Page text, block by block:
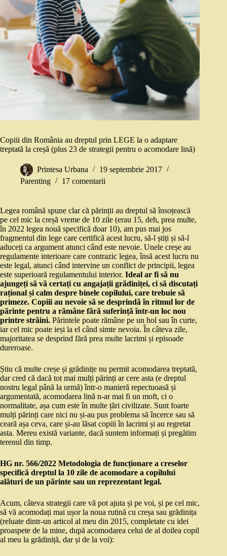
Copiii din România au dreptul prin LEGE la o adaptare
treptată la creșă (plus 23 de strategii pentru o acomodare lină)
Printesa Urbana
19 septembrie 2017
Parenting
17 comentarii
Legea română spune clar că părinții au dreptul să însoțească
pe cel mic la creșă vreme de 10 zile (erau 15, deh, prea multe,
în 2022 legea nouă specifică doar 10), am pus mai jos
fragmentul din lege care certifică acest lucru, să-l știți și să-l
aduceți ca argument atunci când este nevoie. Unele creșe au
regulamente interioare care contrazic legea, însă acest lucru nu
este legal, atunci când intervine un conflict de principii, legea
este superioară regulamentului interior. Ideal ar fi să nu
ajungeți să vă certați cu angajații grădiniței, ci să discutați
rațional și calm despre binele copilului, care trebuie să
primeze. Copiii au nevoie să se desprindă în ritmul lor de
părinte pentru a rămâne fără suferință într-un loc nou
printre străini. Părintele poate rămâne pe un hol sau în curte,
iar cel mic poate ieși la el când simte nevoia. În câteva zile,
majoritatea se desprind fără prea multe lacrimi și episoade
dureroase.
Știu că multe creșe și grădinițe nu permit acomodarea treptată,
dar cred că dacă tot mai mulți părinți ar cere asta (e dreptul
nostru legal până la urmă) într-o manieră repectuoasă și
argumentată, acomodarea lină n-ar mai fi un moft, ci o
normalitate, așa cum este în multe țări civilizate. Sunt foarte
mulți părinți care nici nu și-au pus problema să încerce sau să
ceară așa ceva, care și-au lăsat copiii în lacrimi și au regretat
asta. Mereu există variante, dacă suntem informați și pregătim
terenul din timp.
HG nr. 566/2022 Metodologia de funcționare a creselor
specifică dreptul la 10 zile de acomodare a copilului
alături de un părinte sau un reprezentant legal.
Acum, câteva strategii care vă pot ajuta și pe voi, și pe cel mic,
să vă acomodați mai ușor la noua rutină cu creșa sau grădinița
(reluate dintr-un articol al meu din 2015, completate cu idei
proaspete de la mine, după acomodarea celui de al doilea copil
al meu la grădiniță, dar și de la voi):